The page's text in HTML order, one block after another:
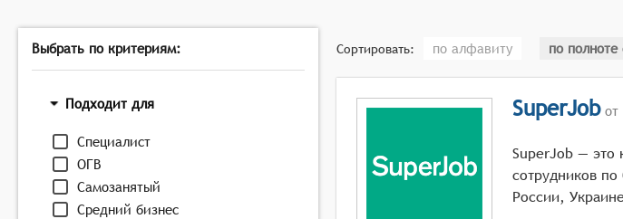
Выбрать по критериям:
Подходит для
Специалист
ОГВ
Самозанятый
Средний бизнес
Сортировать: по алфавиту по
SuperJobот
SuperJob — это
сотрудников
России,